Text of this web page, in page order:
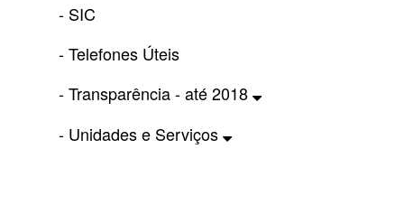
- SIC
- Telefones Úteis
- Transparência - até 2018
- Unidades e Serviços